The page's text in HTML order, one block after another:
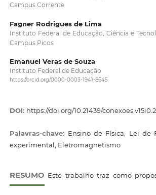
Campus Corrente
Fagner Rodrigues de Lima
Instituto Federal de Educação, Ciência e
Campus Picos
Emanuel Veras de Souza
Instituto Federal de Educação
https://orcid.org/0000-0003-1941-8645
DOI: https://doi.org/10.21439/
Palavras-chave: Ensino de Física, Lei de
experimental, Eletromagnetismo
RESUMO Este trabalho traz como